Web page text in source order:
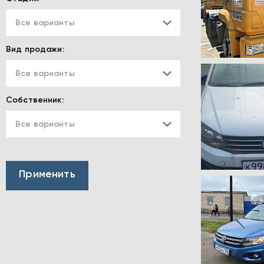
Все варианты
Вид продажи:
Все варианты
Собственник:
Все варианты